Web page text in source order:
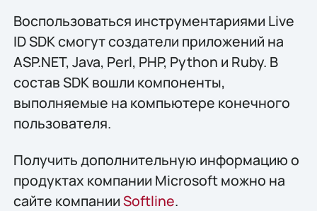
Воспользоваться инструментариями Live
ID SDK смогут создатели приложений на
ASP.NET, Java, Perl, PHP, Python и Ruby. В
состав SDK вошли компоненты,
выполняемые на компьютере конечного
пользователя.
Получить дополнительную информацию о
продуктах компании Microsoft можно на
сайте компанииSoftline.